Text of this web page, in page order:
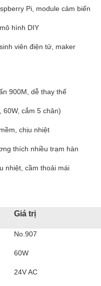
Pi, module cảm biến
hình DIY
viên điện tử, maker
900M, dễ thay thế
60W, cắm 5 chân)
chịu nhiệt
thích nhiều trạm hàn
nhiệt, cầm thoải mái
Giá trị
No.907
60W
24V AC